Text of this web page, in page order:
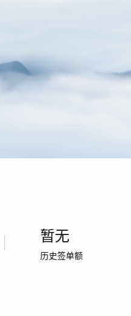
暂无
历史签单额